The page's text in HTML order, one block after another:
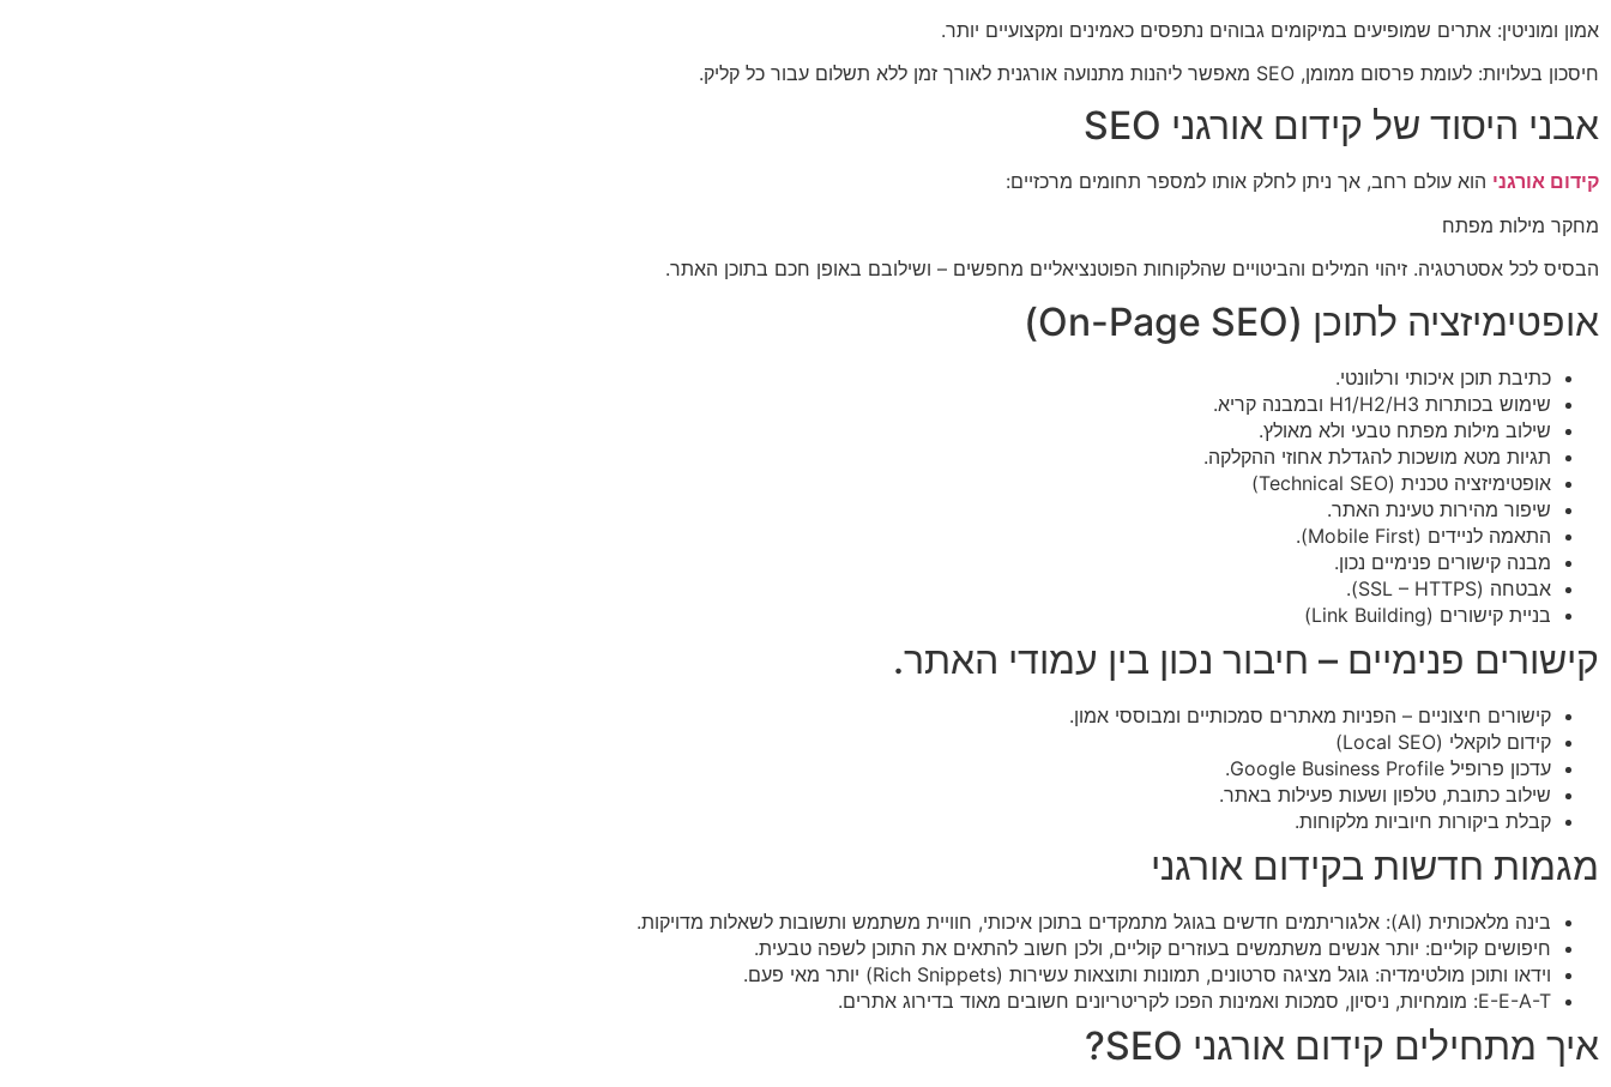
אמון ומוניטין: אתרים שמופיעים במיקומים גבוהים נתפסים כאמינים ומקצועיים יותר.
חיסכון בעלויות: לעומת פרסום ממומן, SEO מאפשר ליהנות מתנועה אורגנית לאורך זמן ללא תשלום עבור כל קליק.
אבני היסוד של קידום אורגני SEO
קידום אורגני הוא עולם רחב, אך ניתן לחלק אותו למספר תחומים מרכזיים:
מחקר מילות מפתח
הבסיס לכל אסטרטגיה. זיהוי המילים והביטויים שהלקוחות הפוטנציאליים מחפשים – ושילובם באופן חכם בתוכן האתר.
אופטימיזציה לתוכן (On-Page SEO)
כתיבת תוכן איכותי ורלוונטי.
שימוש בכותרות H1/H2/H3 ובמבנה קריא.
שילוב מילות מפתח טבעי ולא מאולץ.
תגיות מטא מושכות להגדלת אחוזי ההקלקה.
אופטימיזציה טכנית (Technical SEO)
שיפור מהירות טעינת האתר.
התאמה לניידים (Mobile First).
מבנה קישורים פנימיים נכון.
אבטחה (SSL – HTTPS).
בניית קישורים (Link Building)
קישורים פנימיים – חיבור נכון בין עמודי האתר.
קישורים חיצוניים – הפניות מאתרים סמכותיים ומבוססי אמון.
קידום לוקאלי (Local SEO)
עדכון פרופיל Google Business Profile.
שילוב כתובת, טלפון ושעות פעילות באתר.
קבלת ביקורות חיוביות מלקוחות.
מגמות חדשות בקידום אורגני
בינה מלאכותית (AI): אלגוריתמים חדשים בגוגל מתמקדים בתוכן איכותי, חוויית משתמש ותשובות לשאלות מדויקות.
חיפושים קוליים: יותר אנשים משתמשים בעוזרים קוליים, ולכן חשוב להתאים את התוכן לשפה טבעית.
וידאו ותוכן מולטימדיה: גוגל מציגה סרטונים, תמונות ותוצאות עשירות (Rich Snippets) יותר מאי פעם.
E-E-A-T: מומחיות, ניסיון, סמכות ואמינות הפכו לקריטריונים חשובים מאוד בדירוג אתרים.
איך מתחילים קידום אורגני SEO?